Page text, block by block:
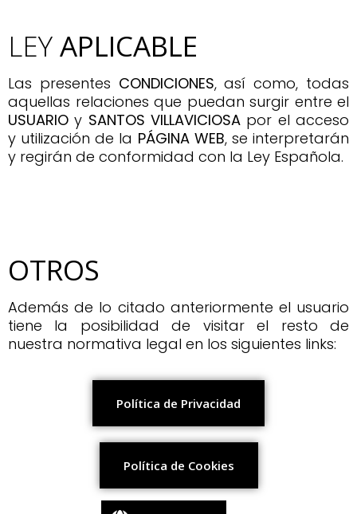
LEYAPLICABLE
Las presentes CONDICIONES, así como, todas
aquellas relaciones que puedan surgir entre el
USUARIO y SANTOS VILLAVICIOSA por el acceso
y utilización de la PÁGINA WEB, se interpretarán
y regirán de conformidad con la Ley Española.
OTROS
Además de lo citado anteriormente el usuario
tiene la posibilidad de visitar el resto de
nuestra normativa legal en los siguientes links:
Política de Privacidad
Política de Cookies